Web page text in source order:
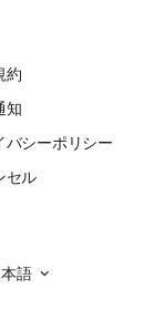
約
知
バシーポリシー
セル
語